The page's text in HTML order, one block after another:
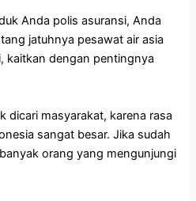
Anda polis asuransi, Anda
jatuhnya pesawat air asia
kaitkan dengan pentingnya
dicari masyarakat, karena rasa
sangat besar. Jika sudah
orang yang mengunjungi